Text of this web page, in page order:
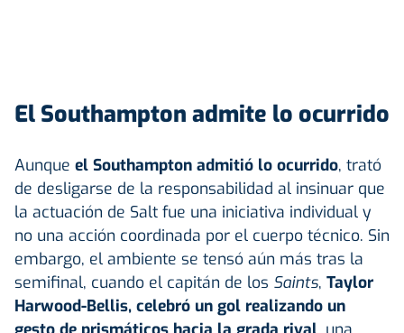
El Southampton admite lo ocurrido
Aunque el Southampton admitió lo ocurrido, trató
de desligarse de la responsabilidad al insinuar que
la actuación de Salt fue una iniciativa individual y
no una acción coordinada por el cuerpo técnico. Sin
embargo, el ambiente se tensó aún más tras la
semifinal, cuando el capitán de los Saints, Taylor
Harwood-Bellis, celebró un gol realizando un